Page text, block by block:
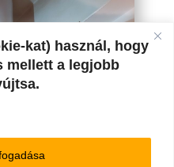
kat) használ, hogy
mellett a legjobb